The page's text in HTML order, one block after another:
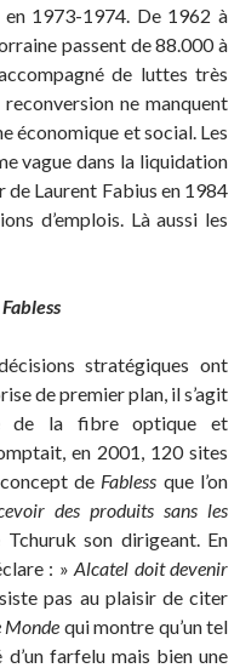
1973-1974. De 1962 à
passent de 88.000 à
de luttes très
ne manquent
économique et social. Les
vague dans la liquidation
de Laurent Fabius en 1984
d’emplois. Là aussi les
Fabless
stratégiques ont
de premier plan, il s’agit
de la fibre optique et
en 2001, 120 sites
de Fabless que l’on
des produits sans les
son dirigeant. En
: »Alcatel doit devenir
pas au plaisir de citer
Monde qui montre qu’un tel
d’un farfelu mais bien une